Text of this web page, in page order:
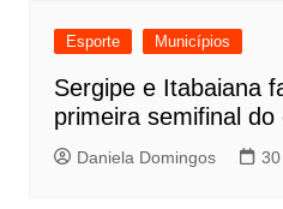
Esporte Municípios
Sergipe e Itabaiana
primeira semifinal do
Daniela Domingos